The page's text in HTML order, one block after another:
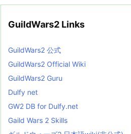
GuildWars2 Links
GuildWars2 公式
GuildWars2 Official Wiki
GuildWars2 Guru
Dulfy net
GW2 DB for Dulfy.net
Gaild Wars 2 Skills